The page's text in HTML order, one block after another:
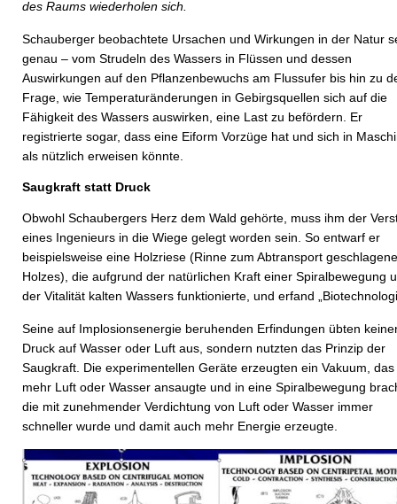
des Raums wiederholen sich.
Schauberger beobachtete Ursachen und Wirkungen in der Natur
genau – vom Strudeln des Wassers in Flüssen und dessen
Auswirkungen auf den Pflanzenbewuchs am Flussufer bis hin zu
Frage, wie Temperaturänderungen in Gebirgsquellen sich auf die
Fähigkeit des Wassers auswirken, eine Last zu befördern. Er
registrierte sogar, dass eine Eiform Vorzüge hat und sich in
als nützlich erweisen könnte.
Saugkraft statt Druck
Obwohl Schaubergers Herz dem Wald gehörte, muss ihm der
eines Ingenieurs in die Wiege gelegt worden sein. So entwarf er
beispielsweise eine Holzriese (Rinne zum Abtransport
Holzes), die aufgrund der natürlichen Kraft einer Spiralbewegung
der Vitalität kalten Wassers funktionierte, und erfand
Seine auf Implosionsenergie beruhenden Erfindungen übten
Druck auf Wasser oder Luft aus, sondern nutzten das Prinzip der
Saugkraft. Die experimentellen Geräte erzeugten ein Vakuum, das
mehr Luft oder Wasser ansaugte und in eine Spiralbewegung
die mit zunehmender Verdichtung von Luft oder Wasser immer
schneller wurde und damit auch mehr Energie erzeugte.